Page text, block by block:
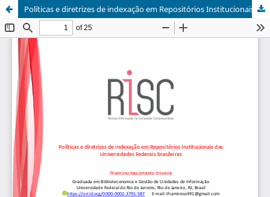
Políticas e diretrizes de indexação em Repositórios Institucionais das Universidades Federais brasileiras